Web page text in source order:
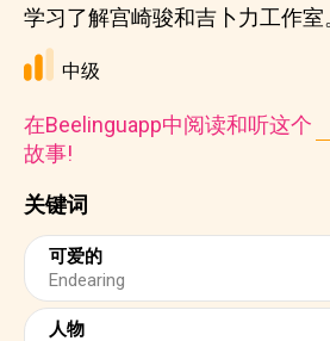
关键词
可爱的
Endearing
人物
学习了解宫崎骏和吉卜力工作室
中级
在Beelinguapp中阅读和听这个
故事!